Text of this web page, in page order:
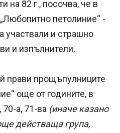
на 82 г., посочва, че в
петолиние“ -
участвали и страшно
и изпълнители.
прави прощъпулниците
още от годините, в
70-а, 71-ва (иначе казано
действаща група,